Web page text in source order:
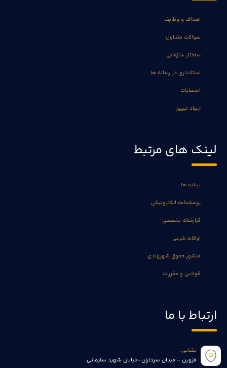
اهداف و وظایف
سوالات متداول
ساختار سازمانی
استانداری در رسانه ها
انتصابات
جهاد تبیین
لینک های مرتبط
بیانیه ها
پرسشنامه الکترونیکی
گزارشات تخصصی
اوقات شرعی
منشور حقوق شهروندی
قوانین و مقررات
ارتباط با ما
نشانی:
قزوین - میدان سرداران-خیابان شهید سلیمانی